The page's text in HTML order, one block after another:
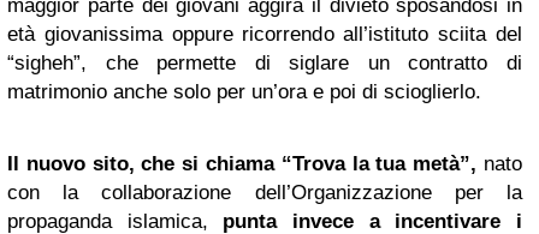
maggior parte dei giovani aggira il divieto sposandosi in
età giovanissima oppure ricorrendo all’istituto sciita del
“sigheh”, che permette di siglare un contratto di
matrimonio anche solo per un’ora e poi di scioglierlo.
Il nuovo sito, che si chiama “Trova la tua metà”, nato
con la collaborazione dell’Organizzazione per la
propaganda islamica, punta invece a incentivare i